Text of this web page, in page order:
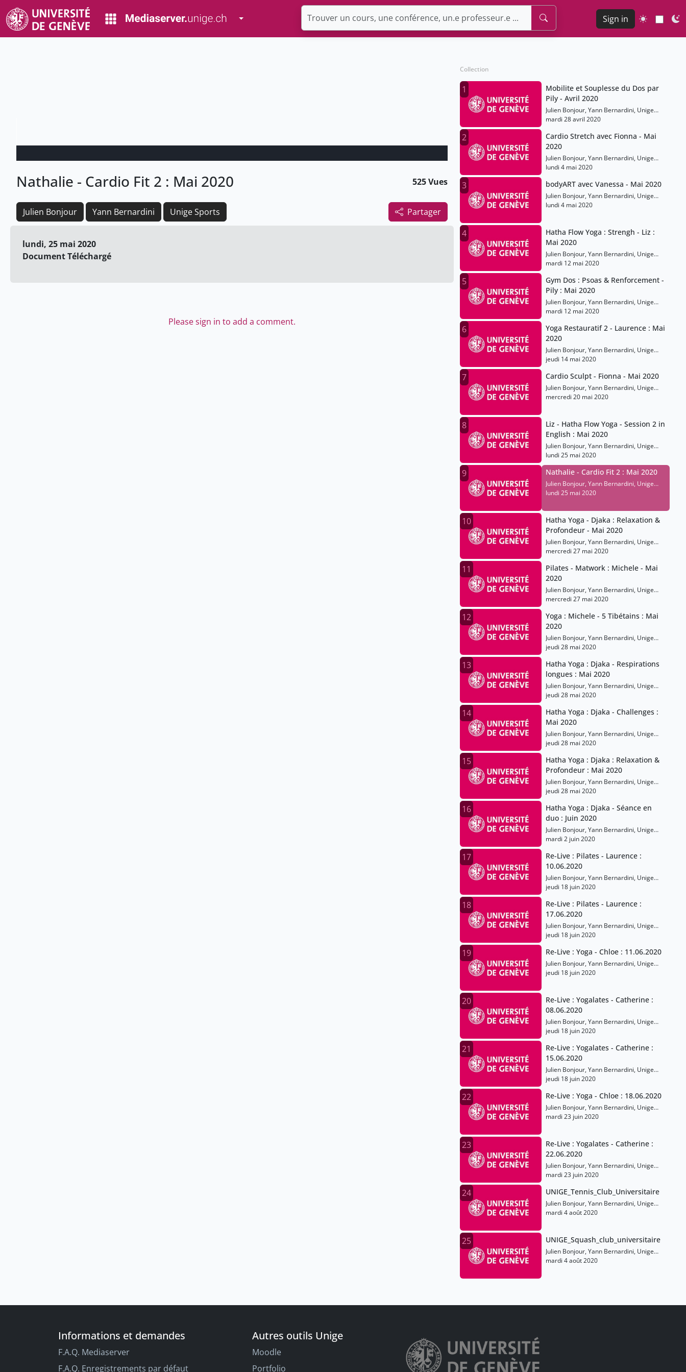
Toggle Dropdown Sign in
Nathalie - Cardio Fit 2 : Mai 2020 525 Vues
Partager
Julien Bonjour Yann Bernardini Unige Sports
lundi, 25 mai 2020
Document Téléchargé
Please sign in to add a comment.
Collection
1
Mobilite et Souplesse du Dos par
Pily - Avril 2020
Julien Bonjour, Yann Bernardini, Unige
Sports
mardi 28 avril 2020
2
Cardio Stretch avec Fionna - Mai
2020
Julien Bonjour, Yann Bernardini, Unige
Sports
lundi 4 mai 2020
3 bodyART avec Vanessa - Mai 2020
Julien Bonjour, Yann Bernardini, Unige
Sports
lundi 4 mai 2020
4
Hatha Flow Yoga : Strengh - Liz :
Mai 2020
Julien Bonjour, Yann Bernardini, Unige
Sports
mardi 12 mai 2020
5
Gym Dos : Psoas & Renforcement -
Pily : Mai 2020
Julien Bonjour, Yann Bernardini, Unige
Sports
mardi 12 mai 2020
6
Yoga Restauratif 2 - Laurence : Mai
2020
Julien Bonjour, Yann Bernardini, Unige
Sports
jeudi 14 mai 2020
7 Cardio Sculpt - Fionna - Mai 2020
Julien Bonjour, Yann Bernardini, Unige
Sports
mercredi 20 mai 2020
8
Liz - Hatha Flow Yoga - Session 2 in
English : Mai 2020
Julien Bonjour, Yann Bernardini, Unige
Sports
lundi 25 mai 2020
9 Nathalie - Cardio Fit 2 : Mai 2020
Julien Bonjour, Yann Bernardini, Unige
Sports
lundi 25 mai 2020
10
Hatha Yoga - Djaka : Relaxation &
Profondeur - Mai 2020
Julien Bonjour, Yann Bernardini, Unige
Sports
mercredi 27 mai 2020
11
Pilates - Matwork : Michele - Mai
2020
Julien Bonjour, Yann Bernardini, Unige
Sports
mercredi 27 mai 2020
12
Yoga : Michele - 5 Tibétains : Mai
2020
Julien Bonjour, Yann Bernardini, Unige
Sports
jeudi 28 mai 2020
13
Hatha Yoga : Djaka - Respirations
longues : Mai 2020
Julien Bonjour, Yann Bernardini, Unige
Sports
jeudi 28 mai 2020
14
Hatha Yoga : Djaka - Challenges :
Mai 2020
Julien Bonjour, Yann Bernardini, Unige
Sports
jeudi 28 mai 2020
15
Hatha Yoga : Djaka : Relaxation &
Profondeur : Mai 2020
Julien Bonjour, Yann Bernardini, Unige
Sports
jeudi 28 mai 2020
16
Hatha Yoga : Djaka - Séance en
duo : Juin 2020
Julien Bonjour, Yann Bernardini, Unige
Sports
mardi 2 juin 2020
17
Re-Live : Pilates - Laurence :
10.06.2020
Julien Bonjour, Yann Bernardini, Unige
Sports
jeudi 18 juin 2020
18
Re-Live : Pilates - Laurence :
17.06.2020
Julien Bonjour, Yann Bernardini, Unige
Sports
jeudi 18 juin 2020
19 Re-Live : Yoga - Chloe : 11.06.2020
Julien Bonjour, Yann Bernardini, Unige
Sports
jeudi 18 juin 2020
20
Re-Live : Yogalates - Catherine :
08.06.2020
Julien Bonjour, Yann Bernardini, Unige
Sports
jeudi 18 juin 2020
21
Re-Live : Yogalates - Catherine :
15.06.2020
Julien Bonjour, Yann Bernardini, Unige
Sports
jeudi 18 juin 2020
22 Re-Live : Yoga - Chloe : 18.06.2020
Julien Bonjour, Yann Bernardini, Unige
Sports
mardi 23 juin 2020
23
Re-Live : Yogalates - Catherine :
22.06.2020
Julien Bonjour, Yann Bernardini, Unige
Sports
mardi 23 juin 2020
24 UNIGE_Tennis_Club_Universitaire
Julien Bonjour, Yann Bernardini, Unige
Sports
mardi 4 août 2020
25 UNIGE_Squash_club_universitaire
Julien Bonjour, Yann Bernardini, Unige
Sports
mardi 4 août 2020
Informations et demandes
F.A.Q. Mediaserver
F.A.Q. Enregistrements par défaut
Autres outils Unige
Moodle
Portfolio